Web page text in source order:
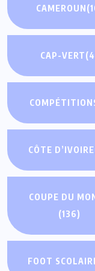
CAMEROUN
CAP-VERT
CÔTE D’IVOIRE
COUPE DU
(136)
FOOT